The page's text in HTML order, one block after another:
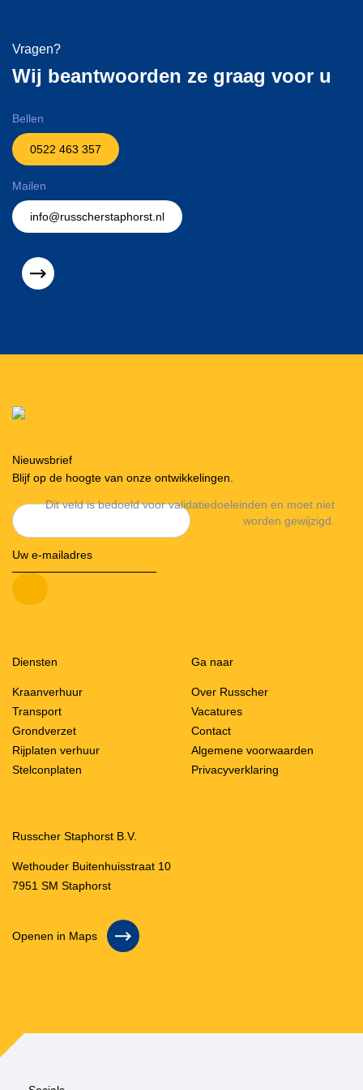
Vragen?
Wij beantwoorden ze graag voor u
Bellen
0522 463 357
Mailen
info@russcherstaphorst.nl
Nieuwsbrief
Blijf op de hoogte van onze ontwikkelingen.
Dit veld is bedoeld voor validatiedoeleinden en moet niet
worden gewijzigd.
Diensten
Kraanverhuur
Transport
Grondverzet
Rijplaten verhuur
Stelconplaten
Ga naar
Over Russcher
Vacatures
Contact
Algemene voorwaarden
Privacyverklaring
Russcher Staphorst B.V.
Wethouder Buitenhuisstraat 10
7951 SM Staphorst
Openen in Maps